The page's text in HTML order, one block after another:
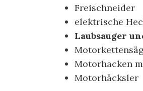
Freischneider
elektrische
Laubsauger
Motorhacken
Motorhäcksler